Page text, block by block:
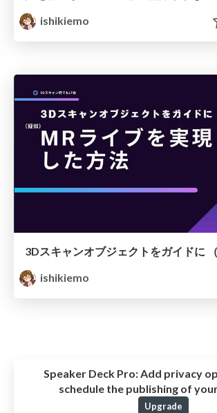
ishikiemo
ishikiemo
Speaker Deck Pro:Add privacy
schedule the publishing of
Upgrade